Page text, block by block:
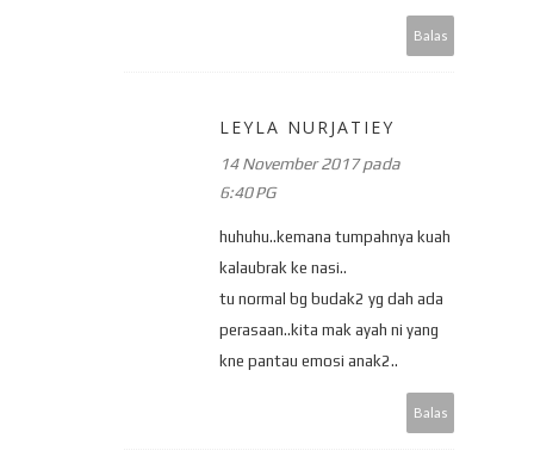
Balas
LEYLA NURJATIEY
14 November 2017 pada
6:40 PG
huhuhu..kemana tumpahnya kuah
kalaubrak ke nasi..
tu normal bg budak2 yg dah ada
perasaan..kita mak ayah ni yang
kne pantau emosi anak2..
Balas